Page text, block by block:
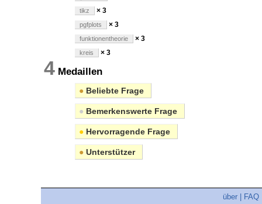
tikz × 3
pgfplots × 3
funktionentheorie × 3
kreis × 3
4 Medaillen
● Beliebte Frage
● Bemerkenswerte Frage
● Hervorragende Frage
● Unterstützer
über FAQ